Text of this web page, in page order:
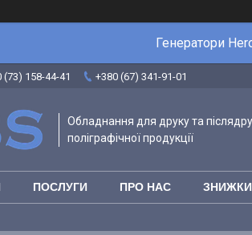
Генератори
(73) 158-44-41 +380 (67) 341-91-01
Обладнання для друку та
поліграфічної продукції
ПОСЛУГИ ПРО НАС ЗНИЖКИ